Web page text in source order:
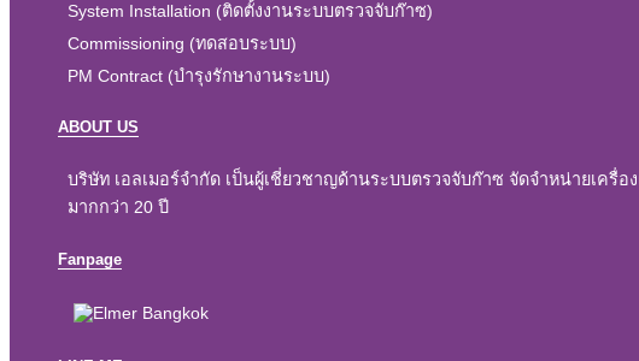
System Installation (ติดตั้งงานระบบตรวจจับก๊าซ)
Commissioning (ทดสอบระบบ)
PM Contract (บำรุงรักษางานระบบ)
ABOUT US
บริษัท เอลเมอร์จำกัด เป็นผู้เชี่ยวชาญด้านระบบตรวจจับก๊าซ จัดจำหน่ายเครื่
มากกว่า 20 ปี
Fanpage